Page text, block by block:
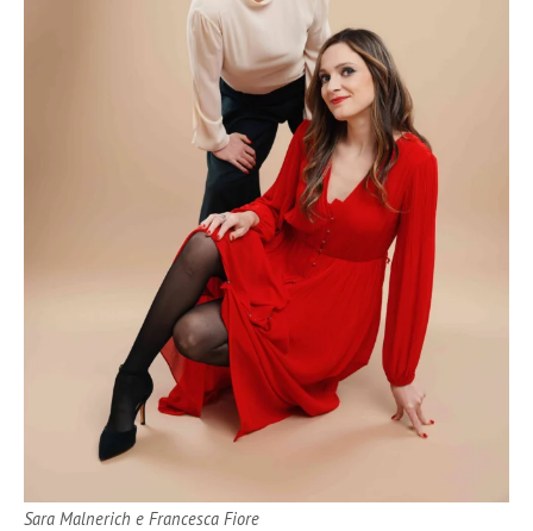
Sara Malnerich e Francesca Fiore